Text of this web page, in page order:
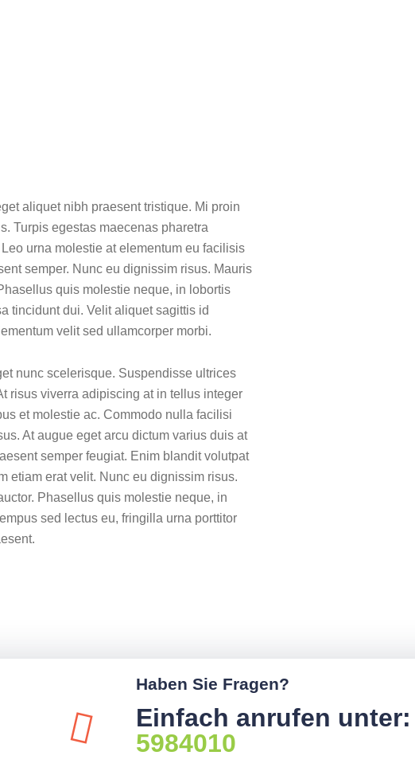
aliquet nibh praesent tristique. Mi proin
Turpis egestas maecenas pharetra
urna molestie at elementum eu facilisis
semper. Nunc eu dignissim risus. Mauris
quis molestie neque, in lobortis
tincidunt dui. Velit aliquet sagittis id
velit sed ullamcorper morbi.
nunc scelerisque. Suspendisse ultrices
risus viverra adipiscing at in tellus integer
et molestie ac. Commodo nulla facilisi
At augue eget arcu dictum varius duis at
semper feugiat. Enim blandit volutpat
etiam erat velit. Nunc eu dignissim risus.
Phasellus quis molestie neque, in
sed lectus eu, fringilla urna porttitor
Haben Sie Fragen?
Einfach anrufen unter:
5984010